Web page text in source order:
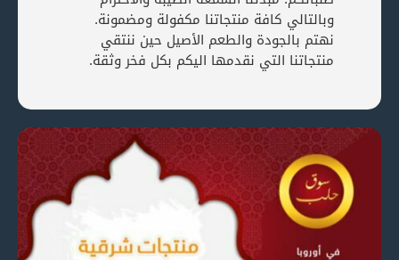
وبالتالي كافة منتجاتنا مكفولة ومضمونة.
نهتم بالجودة والطعم الأصيل حين ننتقي
منتجاتنا التي نقدمها اليكم بكل فخر وثقة.